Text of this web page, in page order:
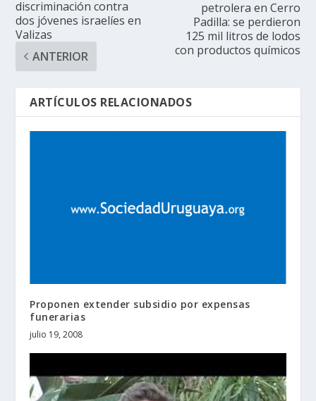
discriminación contra
dos jóvenes israelíes en
Valizas
ANTERIOR
petrolera en Cerro
Padilla: se perdieron
125 mil litros de lodos
con productos químicos
ARTÍCULOS RELACIONADOS
Proponen extender subsidio por expensas
funerarias
julio 19, 2008